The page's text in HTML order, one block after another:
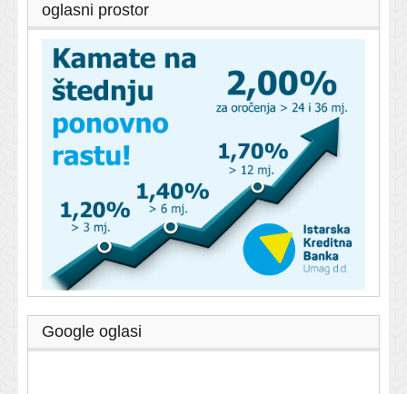
oglasni prostor
Google oglasi